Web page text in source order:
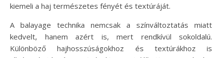
kiemeli a haj természetes fényét és textúráját.
A balayage technika nemcsak a színváltoztatás miatt
kedvelt, hanem azért is, mert rendkívül sokoldalú.
Különböző hajhosszúságokhoz és textúrákhoz is